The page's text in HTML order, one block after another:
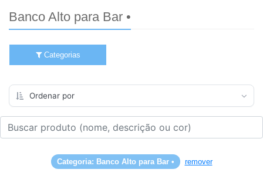
Banco Alto para Bar •
Categorias
Categoria: Banco Alto para Bar • remover